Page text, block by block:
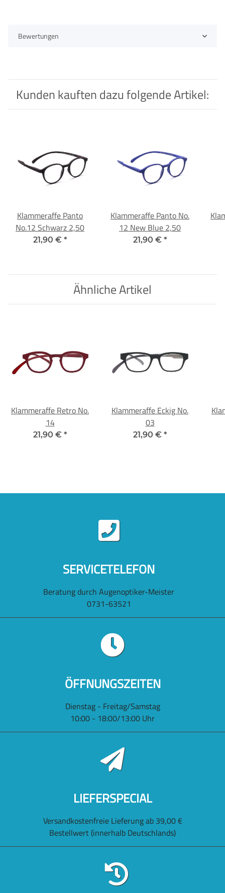
Bewertungen
Kunden kauften dazu folgende Artikel:
Klammeraffe Panto
No.12 Schwarz 2,50
21,90 € *
Klammeraffe Panto No.
12 New Blue 2,50
21,90 € *
Ähnliche Artikel
Klammeraffe Retro No.
14
21,90 € *
Klammeraffe Eckig No.
03
21,90 € *
SERVICETELEFON
Beratung durch Augenoptiker-Meister
0731-63521
ÖFFNUNGSZEITEN
Dienstag - Freitag/Samstag
10:00 - 18:00/13:00 Uhr
LIEFERSPECIAL
Versandkostenfreie Lieferung ab 39,00 €
Bestellwert (innerhalb Deutschlands)